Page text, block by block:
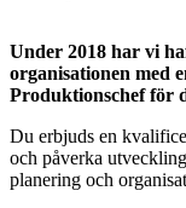
Under 2018 har vi
organisationen med
Produktionschef för
Du erbjuds en
och påverka
planering och